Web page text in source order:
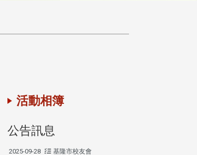
活動相簿
公告訊息
2025-09-28 基隆市校友會